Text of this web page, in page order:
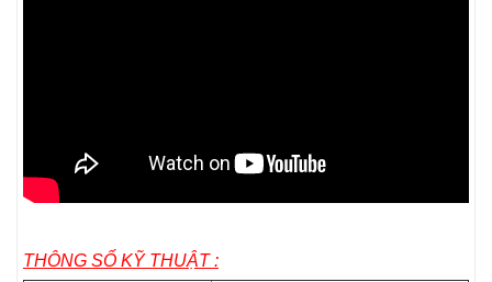
THÔNG SỐ KỸ THUẬT :